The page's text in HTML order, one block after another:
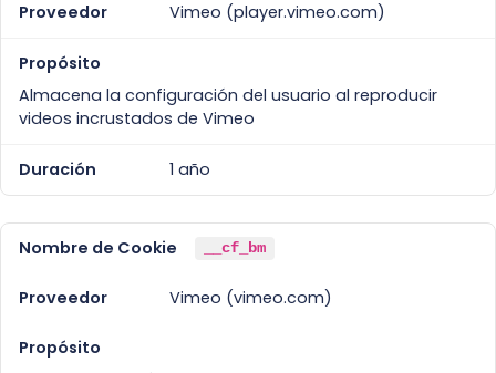
Vimeo (player.vimeo.com)
Almacena la configuración del usuario al reproducir
videos incrustados de Vimeo
1 año
__cf_bm
Vimeo (vimeo.com)